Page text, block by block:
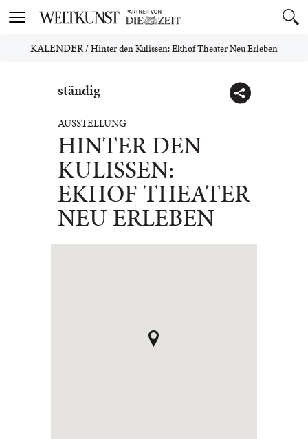
Toggle
KALENDER/Hinter den Kulissen: Ekhof Theater Neu Erleben
ständig
AUSSTELLUNG
HINTER DEN
KULISSEN:
EKHOF THEATER
NEU ERLEBEN